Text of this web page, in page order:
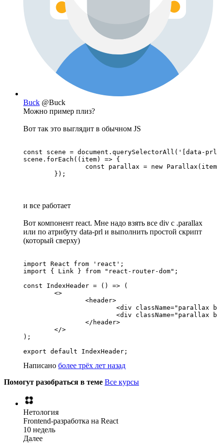
Buck @Buck
Можно пример плиз?
Вот так это выглядит в обычном JS
const scene = document.querySelectorAll('[data-
scene.forEach((item) => {
	});
и все работает
Вот компонент react. Мне надо взять все div с .parallax
или по атрибуту data-prl и выполнить простой скрипт
(который сверху)
import React from 'react';
import { Link } from "react-router-dom";
const IndexHeader = () => (
);
export default IndexHeader;
Написано более трёх лет назад
Помогут разобраться в теме Все курсы
Нетология
Frontend-разработка на React
10 недель
Далее